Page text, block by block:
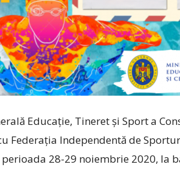
Educație, Tineret și Sport a
Federația Independentă de
28-29 noiembrie 2020, la